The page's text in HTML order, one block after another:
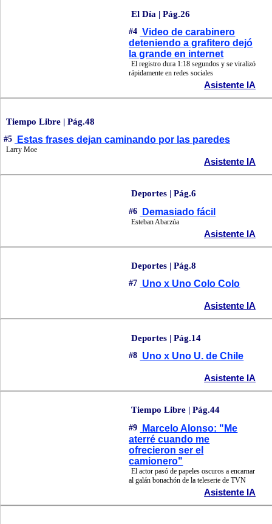
El Día | Pág.26
#4 Video de carabinero
deteniendo a grafitero dejó
la grande en internet
El registro dura 1:18 segundos y se viralizó
rápidamente en redes sociales
Asistente IA
Tiempo Libre | Pág.48
#5 Estas frases dejan caminando por las paredes
Larry Moe
Asistente IA
Deportes | Pág.6
#6 Demasiado fácil
Esteban Abarzúa
Asistente IA
Deportes | Pág.8
#7 Uno x Uno Colo Colo
Asistente IA
Deportes | Pág.14
#8 Uno x Uno U. de Chile
Asistente IA
Tiempo Libre | Pág.44
#9
Marcelo Alonso: "Me
aterré cuando me
ofrecieron ser el
camionero"
El actor pasó de papeles oscuros a encarnar
al galán bonachón de la teleserie de TVN
Asistente IA